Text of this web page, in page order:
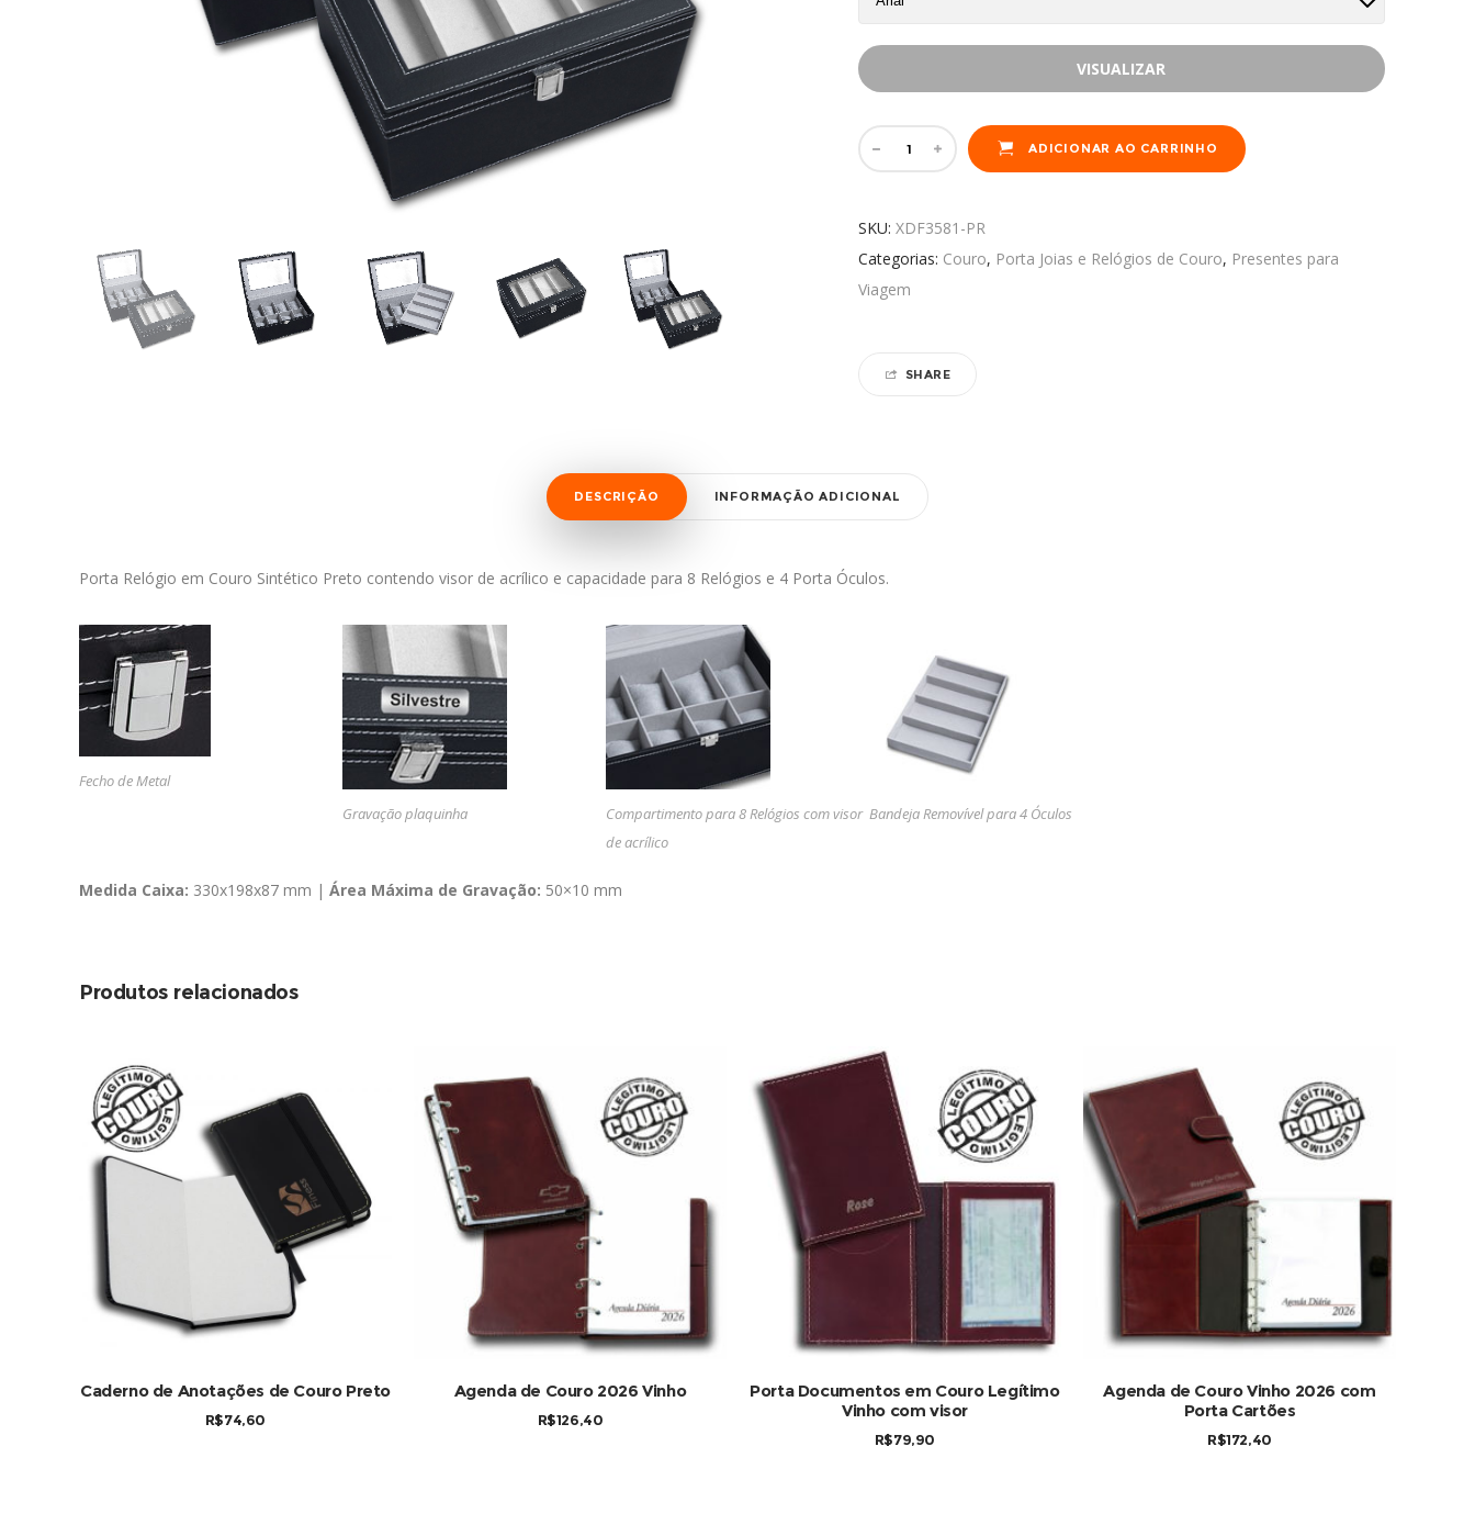
VISUALIZAR
ADICIONAR AO CARRINHO
SKU: XDF3581-PR
Categorias: Couro, Porta Joias e Relógios de Couro, Presentes para
Viagem
SHARE
DESCRIÇÃO INFORMAÇÃO ADICIONAL
Porta Relógio em Couro Sintético Preto contendo visor de acrílico e capacidade para 8 Relógios e 4 Porta Óculos.
Fecho de Metal
Gravação plaquinha
Compartimento para 8 Relógios com visor
de acrílico
Bandeja Removível para 4 Óculos
Medida Caixa: 330x198x87 mm | Área Máxima de Gravação: 50×10 mm
Produtos relacionados
COMPRAR
Caderno de Anotações de Couro Preto
R$74,60
COMPRAR
Agenda de Couro 2026 Vinho
R$126,40
COMPRAR
Porta Documentos em Couro Legítimo
Vinho com visor
R$79,90
COMPRAR
Agenda de Couro Vinho 2026 com
Porta Cartões
R$172,40